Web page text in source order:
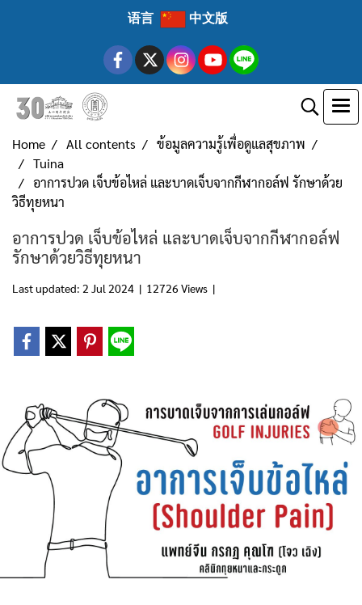
语言 中文版
Home All contents
ข้อมูลความรู้เพื่อดูแลสุขภาพ
Tuina
อาการปวด เจ็บข้อไหล่ และบาดเจ็บจากกีฬากอล์ฟ รักษาด้วย
วิธีทุยหนา
อาการปวด เจ็บข้อไหล่ และบาดเจ็บจากกีฬากอล์ฟ
รักษาด้วยวิธีทุยหนา
Last updated: 2 Jul 2024 | 12726 Views |